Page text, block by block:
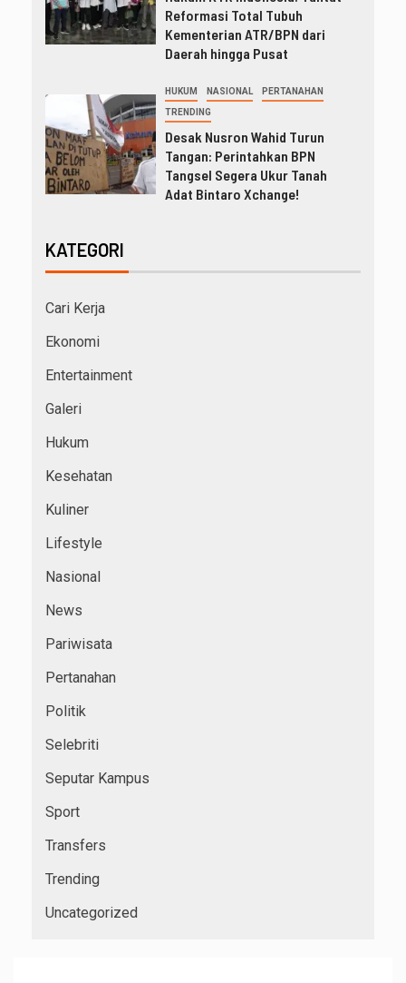
Reformasi Total Tubuh
Kementerian ATR/BPN dari
Daerah hingga Pusat
HUKUM NASIONAL PERTANAHAN
TRENDING
Desak Nusron Wahid Turun
Tangan: Perintahkan BPN
Tangsel Segera Ukur Tanah
Adat Bintaro Xchange!
KATEGORI
Cari Kerja
Ekonomi
Entertainment
Galeri
Hukum
Kesehatan
Kuliner
Lifestyle
Nasional
News
Pariwisata
Pertanahan
Politik
Selebriti
Seputar Kampus
Sport
Transfers
Trending
Uncategorized